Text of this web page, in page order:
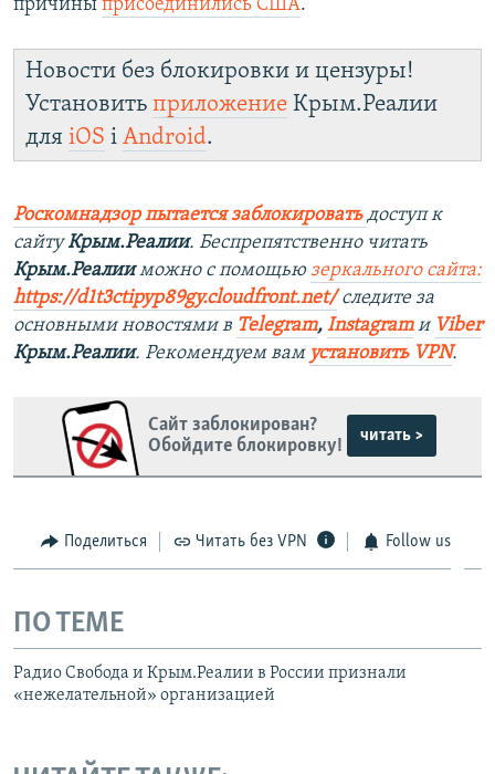
причины присоединились США.
Новости без блокировки и цензуры!
Установить приложение Крым.Реалии
для iOS і Android.
Роскомнадзор пытается заблокировать доступ к
сайтуКрым.Реалии. Беспрепятственно читать
Крым.Реалииможно с помощью зеркального сайта:
https://d1t3ctipyp89gy.cloudfront.net/следите за
основными новостями в Telegram, Instagramи Viber
Крым.Реалии. Рекомендуем вам установить VPN.
Сайт заблокирован?
Обойдите блокировку!
читать >
Поделиться Читать без VPN Follow us
ПО ТЕМЕ
Радио Свобода и Крым.Реалии в России признали
«нежелательной» организацией